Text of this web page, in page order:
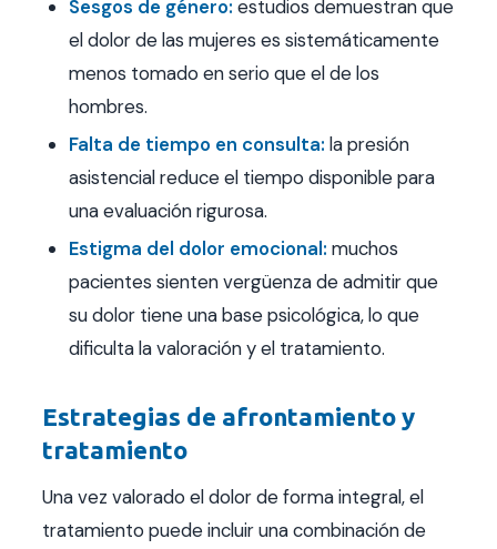
Sesgos de género: estudios demuestran que
el dolor de las mujeres es sistemáticamente
menos tomado en serio que el de los
hombres.
Falta de tiempo en consulta: la presión
asistencial reduce el tiempo disponible para
una evaluación rigurosa.
Estigma del dolor emocional: muchos
pacientes sienten vergüenza de admitir que
su dolor tiene una base psicológica, lo que
dificulta la valoración y el tratamiento.
Estrategias de afrontamiento y
tratamiento
Una vez valorado el dolor de forma integral, el
tratamiento puede incluir una combinación de